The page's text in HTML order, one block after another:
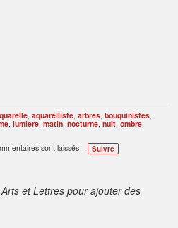
, aquarelliste, arbres, bouquinistes,
lumiere matin nocturne nuit ombre
sont laissés –
Suivre
et Lettres pour ajouter des